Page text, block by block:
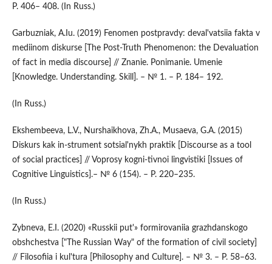
P. 406– 408. (In Russ.)
Garbuzniak, A.Iu. (2019) Fenomen postpravdy: deval'vatsiia fakta v
mediinom diskurse [The Post-Truth Phenomenon: the Devaluation
of fact in media discourse] // Znanie. Ponimanie. Umenie
[Knowledge. Understanding. Skill]. – № 1. – P. 184– 192.
(In Russ.)
Ekshembeeva, L.V., Nurshaikhova, Zh.A., Musaeva, G.A. (2015)
Diskurs kak in-strument sotsial'nykh praktik [Discourse as a tool
of social practices] // Voprosy kogni-tivnoi lingvistiki [Issues of
Cognitive Linguistics].– № 6 (154). – P. 220–235.
(In Russ.)
Zybneva, E.I. (2020) «Russkii put'» formirovaniia grazhdanskogo
obshchestva ["The Russian Way" of the formation of civil society]
// Filosofiia i kul'tura [Philosophy and Culture]. – № 3. – P. 58–63.